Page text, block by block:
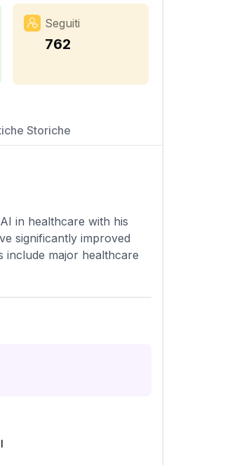
Seguiti
762
Storiche
in healthcare with his
significantly improved
major healthcare